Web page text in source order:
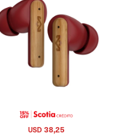
USD 38,25